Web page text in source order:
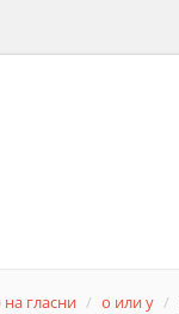
гласни о или у